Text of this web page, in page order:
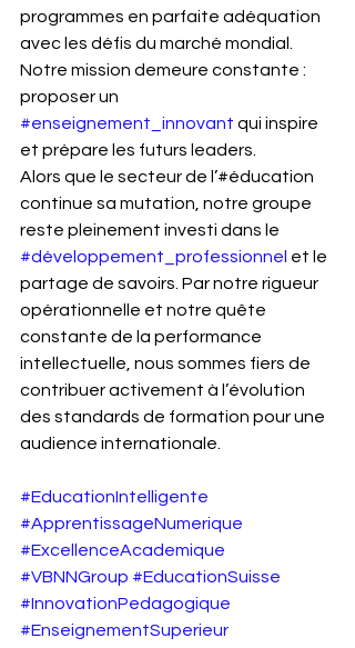
programmes en parfaite adéquation
avec les défis du marché mondial.
Notre mission demeure constante :
proposer un
#enseignement_innovant qui inspire
et prépare les futurs leaders.
Alors que le secteur de l’#éducation
continue sa mutation, notre groupe
reste pleinement investi dans le
#développement_professionnel et le
partage de savoirs. Par notre rigueur
opérationnelle et notre quête
constante de la performance
intellectuelle, nous sommes fiers de
contribuer activement à l’évolution
des standards de formation pour une
audience internationale.
#EducationIntelligente
#ApprentissageNumerique
#ExcellenceAcademique
#VBNNGroup #EducationSuisse
#InnovationPedagogique
#EnseignementSuperieur